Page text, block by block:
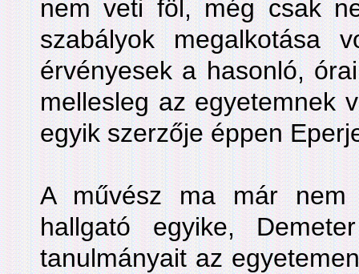
nem veti föl, még csak
szabályok megalkotása
érvényesek a hasonló,
mellesleg az egyetemnek
egyik szerzője éppen
A művész ma már
hallgató egyike,
tanulmányait az